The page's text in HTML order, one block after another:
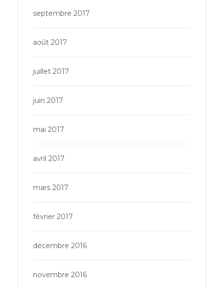
septembre 2017
août 2017
juillet 2017
juin 2017
mai 2017
avril 2017
mars 2017
février 2017
décembre 2016
novembre 2016